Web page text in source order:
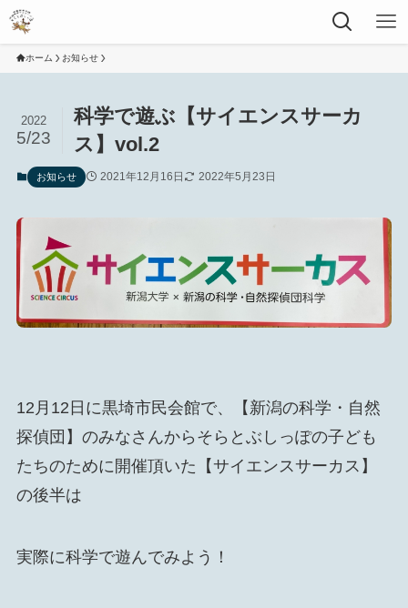
ホーム お知らせ
科学で遊ぶ【サイエンスサーカ
ス】vol.2
2022
5/23
お知らせ 2021年12月16日 2022年5月23日
12月12日に黒埼市民会館で、【新潟の科学・自然
探偵団】のみなさんからそらとぶしっぽの子ども
たちのために開催頂いた【サイエンスサーカス】
の後半は
実際に科学で遊んでみよう！